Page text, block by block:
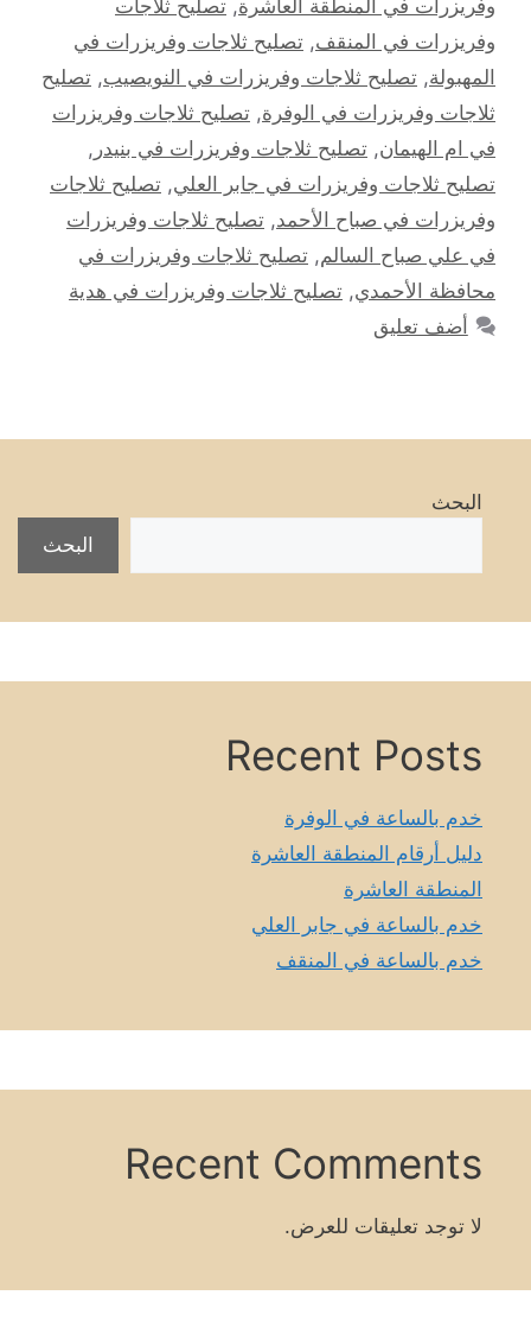
وفريزرات في المنطقة العاشرة, تصليح ثلاجات
وفريزرات في المنقف, تصليح ثلاجات وفريزرات في
المهبولة, تصليح ثلاجات وفريزرات في النويصيب, تصليح
ثلاجات وفريزرات في الوفرة, تصليح ثلاجات وفريزرات
في ام الهيمان, تصليح ثلاجات وفريزرات في بنيدر ,
تصليح ثلاجات وفريزرات في جابر العلي, تصليح ثلاجات
وفريزرات في صباح الأحمد, تصليح ثلاجات وفريزرات
في علي صباح السالم, تصليح ثلاجات وفريزرات في
محافظة الأحمدي, تصليح ثلاجات وفريزرات في هدية
أضف تعليق
البحث
البحث
Recent Posts
خدم بالساعة في الوفرة
دليل أرقام المنطقة العاشرة
المنطقة العاشرة
خدم بالساعة في جابر العلي
خدم بالساعة في المنقف
Recent Comments
لا توجد تعليقات للعرض.